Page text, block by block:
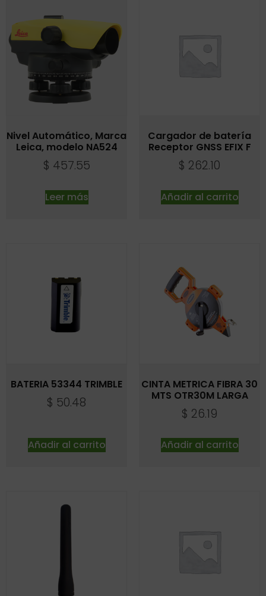
Nivel Automático, Marca
Leica, modelo NA524
$ 457.55
Leer más
Cargador de batería
Receptor GNSS EFIX F
$ 262.10
Añadir al carrito
BATERIA 53344 TRIMBLE
$ 50.48
Añadir al carrito
CINTA METRICA FIBRA 30
MTS OTR30M LARGA
$ 26.19
Añadir al carrito